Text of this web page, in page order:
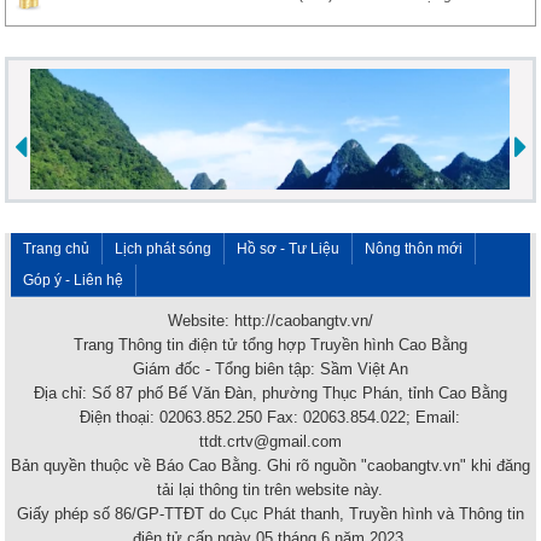
Trang chủ Lịch phát sóng Hồ sơ - Tư Liệu
Nông thôn mới
Góp ý - Liên hệ
Website: http://caobangtv.vn/
Trang Thông tin điện tử tổng hợp Truyền hình Cao Bằng
Giám đốc - Tổng biên tập: Sầm Việt An
Địa chỉ: Số 87 phố Bế Văn Đàn, phường Thục Phán, tỉnh Cao Bằng
Điện thoại: 02063.852.250 Fax: 02063.854.022; Email:
ttdt.crtv@gmail.com
Bản quyền thuộc về Báo Cao Bằng. Ghi rõ nguồn "caobangtv.vn" khi đăng
tải lại thông tin trên website này.
Giấy phép số 86/GP-TTĐT do Cục Phát thanh, Truyền hình và Thông tin